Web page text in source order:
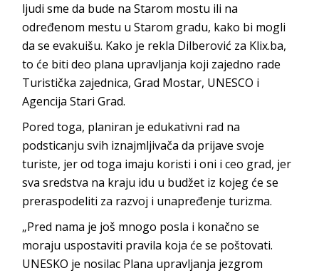
ljudi sme da bude na Starom mostu ili na
određenom mestu u Starom gradu, kako bi mogli
da se evakuišu. Kako je rekla Dilberović za Klix.ba,
to će biti deo plana upravljanja koji zajedno rade
Turistička zajednica, Grad Mostar, UNESCO i
Agencija Stari Grad.
Pored toga, planiran je edukativni rad na
podsticanju svih iznajmljivača da prijave svoje
turiste, jer od toga imaju koristi i oni i ceo grad, jer
sva sredstva na kraju idu u budžet iz kojeg će se
preraspodeliti za razvoj i unapređenje turizma.
„Pred nama je još mnogo posla i konačno se
moraju uspostaviti pravila koja će se poštovati.
UNESKO je nosilac Plana upravljanja jezgrom